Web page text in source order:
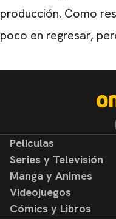
producción. Como
poco en regresar,
Peliculas
Noticias
Reseñas
Series y Televisión
Noticias
Reseñas
Manga y Animes
Noticias
Reseñas
Videojuegos
Noticias
Cómics y Libros